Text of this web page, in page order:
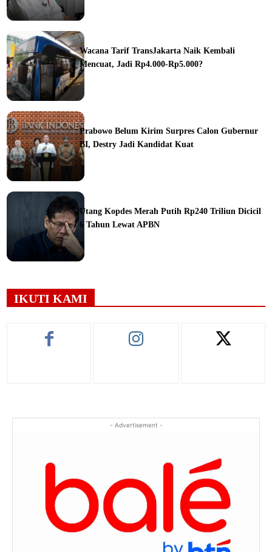
Wacana Tarif TransJakarta Naik Kembali
Mencuat, Jadi Rp4.000-Rp5.000?
Prabowo Belum Kirim Surpres Calon Gubernur
BI, Destry Jadi Kandidat Kuat
Utang Kopdes Merah Putih Rp240 Triliun Dicicil
6 Tahun Lewat APBN
IKUTI KAMI
- Advertisement -